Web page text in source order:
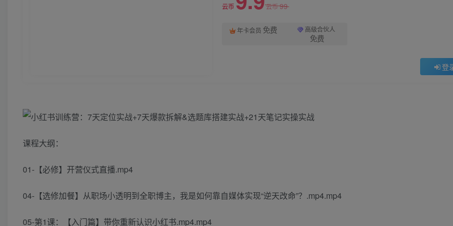
云币 云币99
年卡会员 免费 高级合伙人
免费
登
课程大纲：
01-【必修】开营仪式直播.mp4
04-【选修加餐】从职场小透明到全职博主，我是如何靠自媒体实现“逆天改命”？.mp4.mp4
05-第1课：【入门篇】带你重新认识小红书.mp4.mp4